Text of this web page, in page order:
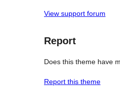
View support forum
Report
Does this theme have
Report this theme